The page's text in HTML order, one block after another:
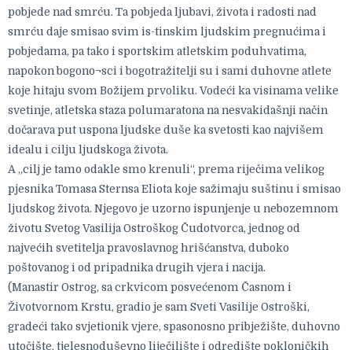
pobjede nad smrću. Ta pobjeda ljubavi, života i radosti nad
smrću daje smisao svim is-tinskim ljudskim pregnućima i
pobjedama, pa tako i sportskim atletskim poduhvatima,
napokon bogono¬sci i bogotražitelji su i sami duhovne atlete
koje hitaju svom Božijem prvoliku. Vodeći ka visinama velike
svetinje, atletska staza polumaratona na nesvakidašnji način
dočarava put uspona ljudske duše ka svetosti kao najvišem
idealu i cilju ljudskoga života.
A „cilj je tamo odakle smo krenuli“, prema riječima velikog
pjesnika Tomasa Sternsa Eliota koje sažimaju suštinu i smisao
ljudskog života. Njegovo je uzorno ispunjenje u nebozemnom
životu Svetog Vasilija Ostroškog Čudotvorca, jednog od
najvećih svetitelja pravoslavnog hrišćanstva, duboko
poštovanog i od pripadnika drugih vjera i nacija.
(Manastir Ostrog, sa crkvicom posvećenom Časnom i
Životvornom Krstu, gradio je sam Sveti Vasilije Ostroški,
gradeći tako svjetionik vjere, spasonosno pribježište, duhovno
utočište, tjelesnoduševno liječilište i odredište pokloničkih